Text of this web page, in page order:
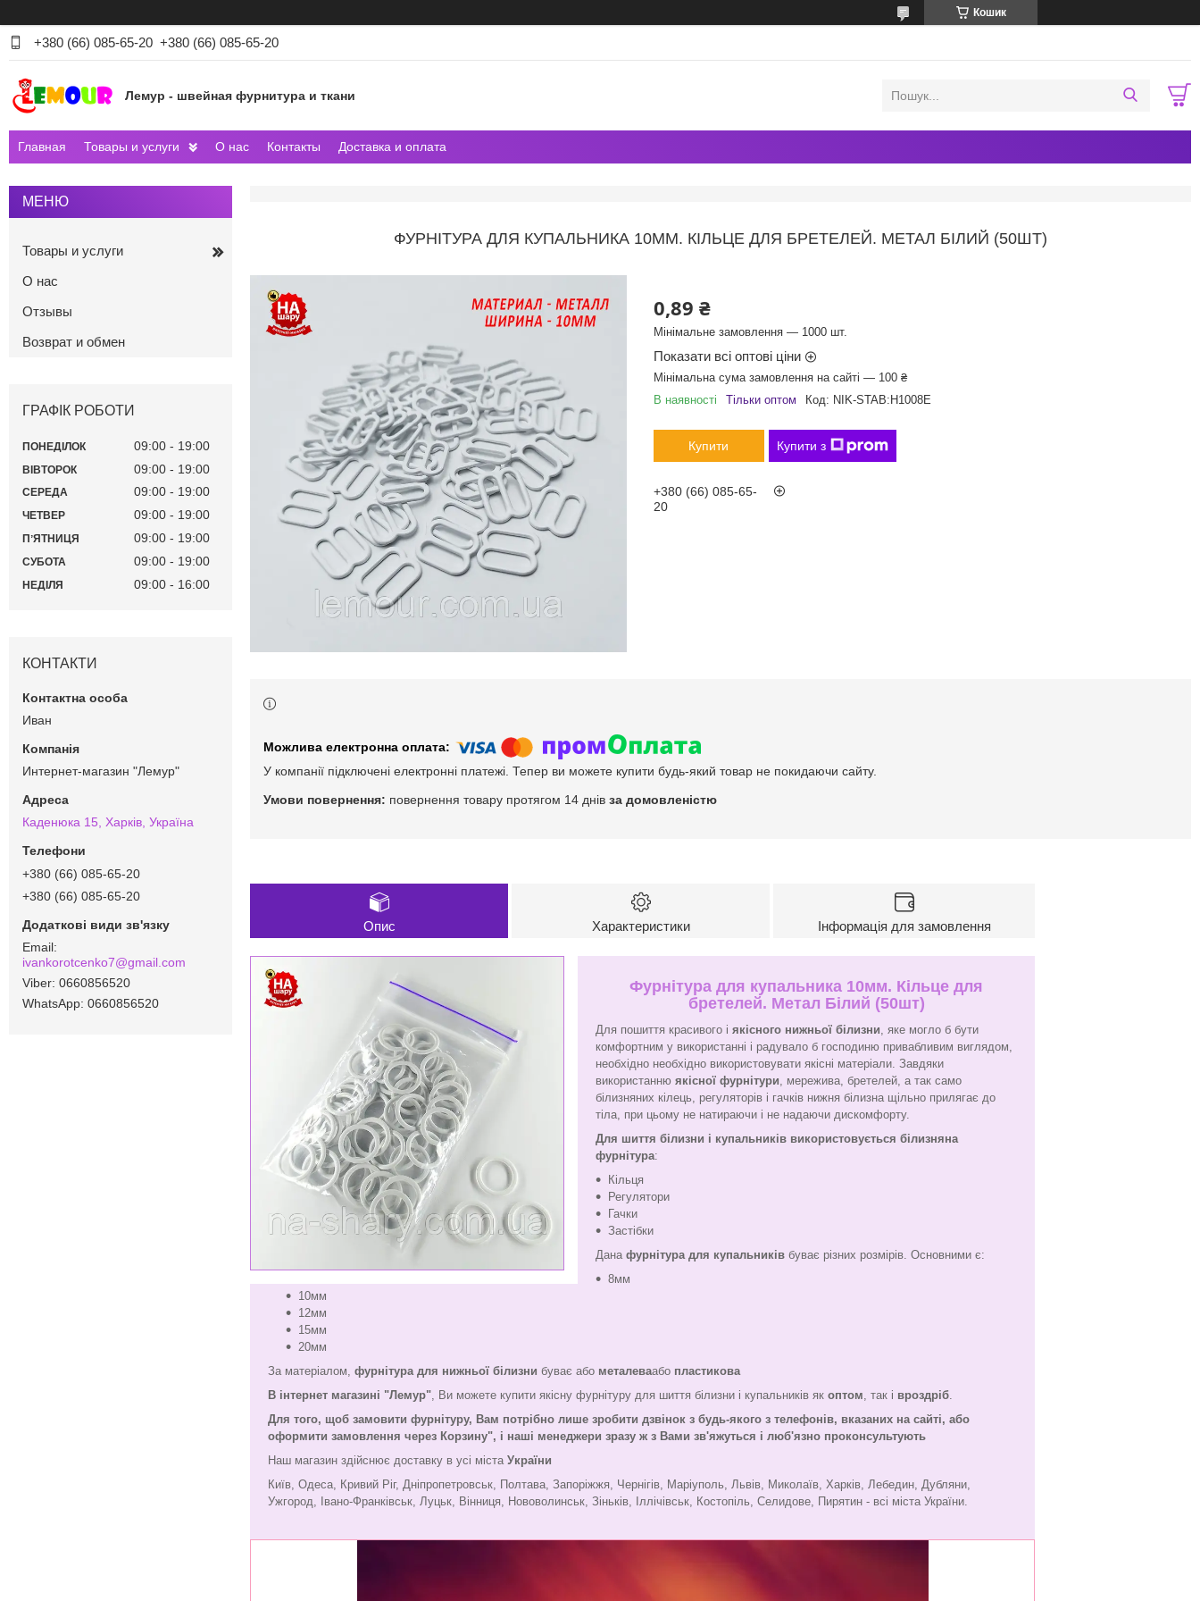
Кошик
+380 (66) 085-65-20 +380 (66) 085-65-20
Лемур - швейная фурнитура и ткани
Главная Товары и услуги О нас Контакты Доставка и оплата
ФУРНІТУРА ДЛЯ КУПАЛЬНИКА 10ММ. КІЛЬЦЕ ДЛЯ БРЕТЕЛЕЙ. МЕТАЛ БІЛИЙ (50ШТ)
0,89 ₴
Мінімальне замовлення — 1000 шт.
Показати всі оптові ціни
Мінімальна сума замовлення на сайті — 100 ₴
В наявності
Тільки оптом Код: NIK-STAB:Н1008Е
Купити Купити з
+380 (66) 085-65-
20
У компанії підключені електронні платежі. Тепер ви можете купити будь-який товар не покидаючи сайту.
повернення товару протягом 14 днів за домовленістю
Опис Характеристики Інформація для замовлення
Фурнітура для купальника 10мм. Кільце для
бретелей. Метал Білий (50шт)
Для пошиття красивого і якісного нижньої білизни, яке могло б бути
комфортним у використанні і радувало б господиню привабливим виглядом,
необхідно необхідно використовувати якісні матеріали. Завдяки
використанню якісної фурнітури, мережива, бретелей, а так само
білизняних кілець, регуляторів і гачків нижня білизна щільно прилягає до
тіла, при цьому не натираючи і не надаючи дискомфорту.
Для шиття білизни і купальників використовується білизняна
фурнітура:
Кільця
Регулятори
Гачки
Застібки
Дана фурнітура для купальників буває різних розмірів. Основними є:
8мм
10мм
12мм
15мм
20мм
За матеріалом, фурнітура для нижньої білизни буває або металеваабо пластикова
В інтернет магазині "Лемур", Ви можете купити якісну фурнітуру для шиття білизни і купальників як оптом, так і вроздріб.
Для того, щоб замовити фурнітуру, Вам потрібно лише зробити дзвінок з будь-якого з телефонів, вказаних на сайті, або
оформити замовлення через Корзину", і наші менеджери зразу ж з Вами зв'яжуться і люб'язно проконсультують
Наш магазин здійснює доставку в усі міста України
Київ, Одеса, Кривий Ріг, Дніпропетровськ, Полтава, Запоріжжя, Чернігів, Маріуполь, Львів, Миколаїв, Харків, Лебедин, Дубляни,
Ужгород, Івано-Франківськ, Луцьк, Вінниця, Нововолинськ, Зіньків, Іллічівськ, Костопіль, Селидове, Пирятин - всі міста України.
Товары и услуги
О нас
Отзывы
Возврат и обмен
ГРАФІК РОБОТИ
ПОНЕДІЛОК 09:00 19:00
ВІВТОРОК 09:00 19:00
СЕРЕДА 09:00 19:00
ЧЕТВЕР 09:00 19:00
ПʼЯТНИЦЯ 09:00 19:00
СУБОТА 09:00 19:00
НЕДІЛЯ 09:00 16:00
КОНТАКТИ
Иван
Интернет-магазин "Лемур"
Каденюка 15, Харків, Україна
+380 (66) 085-65-20
+380 (66) 085-65-20
ivankorotcenko7@gmail.com
0660856520
0660856520